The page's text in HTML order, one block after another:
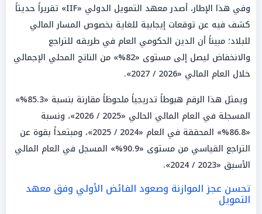
وفي هذا الإطار، أصدر معهد التمويل الدولي «IIF» تقريراً حديثاً
كشف فيه عن توقعات إيجابية للغاية بخصوص المسار المالي
للبلاد؛ مبيناً أن الدين الحكومي العام في طريقه للتراجع
والانخفاض ليصل إلى مستوى «82%» من الناتج المحلي الإجمالي
خلال العام المالي «2026 / 2027».
ويمثل هذا الرقم هبوطاً تدريجياً ملحوظاً مقارنة بنسبة «85.3%»
المسجلة في العام المالي الحالي «2025 / 2026»، ونسبة
«86.8%» المحققة في العام «2024 / 2025»، ومبتعداً بقوة عن
التراجع القياسي من مستوى «90.9%» المسجل في العام المالي
الأسبق «2023 / 2024».
تحسن عجز الموازنة وصعود الفائض الأولي وفق معهد
التمويل